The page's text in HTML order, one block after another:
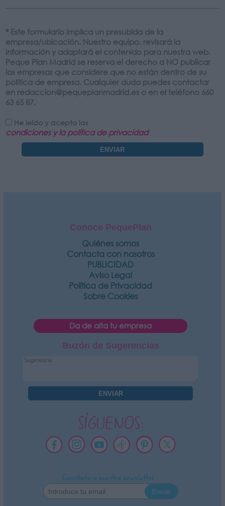
* Este formulario implica un presubida de la
empresa/ubicación. Nuestro equipo, revisará la
información y adaptará el contenido para nuestra web.
Peque Plan Madrid se reserva el derecho a NO publicar
las empresas que considere que no están dentro de su
política de empresa. Cualquier duda puedes contactar
en redaccion@pequeplanmadrid.es o en el teléfono 660
63 65 87.
He leído y acepto las
condiciones y la política de privacidad
Conoce PequePlan
Quiénes somos
Contacta con nosotros
PUBLICIDAD
Aviso Legal
Política de Privacidad
Sobre Cookies
Da de alta tu empresa
Buzón de Sugerencias
SÍGUENOS:
Suscríbete a nuestra newsletter